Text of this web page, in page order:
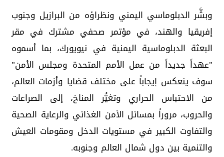
وبشَّر الدبلوماسي اليمني ونظراؤه من البرازيل وجنوب
إفريقيا والهند، في مؤتمر صحفي مشترك في مقر
البعثة الدبلوماسية اليمنية في نيويورك، بما أسموه
"عهداً جديداً من عمل الأمم المتحدة ومجلس الأمن"
سوف ينعكس إيجاباً على مختلف قضايا وأزمات العالم،
من الاحتباس الحراري وتغيُّر المناخ، إلى الصراعات
والحروب، مروراً بمسائل الأمن الغذائي والرعاية الصحية
والتفاوت الكبير في مستويات الدخل ومقومات العيش
والتنمية بين دول شمال العالم وجنوبه.